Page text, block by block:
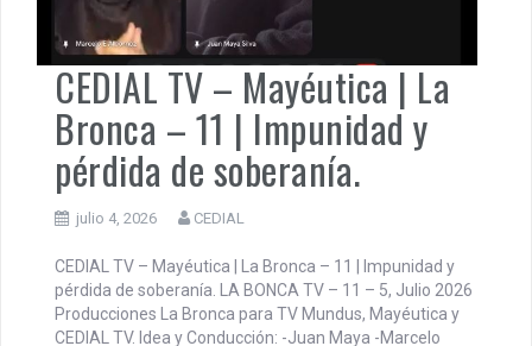
CEDIAL TV – Mayéutica | La
Bronca – 11 | Impunidad y